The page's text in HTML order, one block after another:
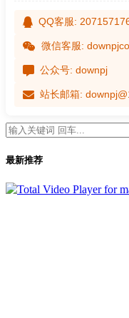
QQ客服:
微信客服:
公众号: downpj
站长邮箱:
最新推荐